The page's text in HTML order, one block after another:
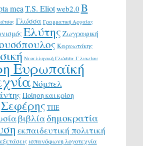
meaT.S. Eliotweb2.0 Β
Γλώσσα Γραμματική Αρχαίας
Ελύτης Ζωγραφική
Καρυωτάκης
Νεοελληνική Γλώσσα Γ λυκείου
Ευρωπαϊκή
Νόμπελ
Ποίηση και κρίση
Σεφέρης ΤΠΕ
βιβλίαδημοκρατία
εκπαιδευτική πολιτική
ισπανόφωνη λογοτεχνία